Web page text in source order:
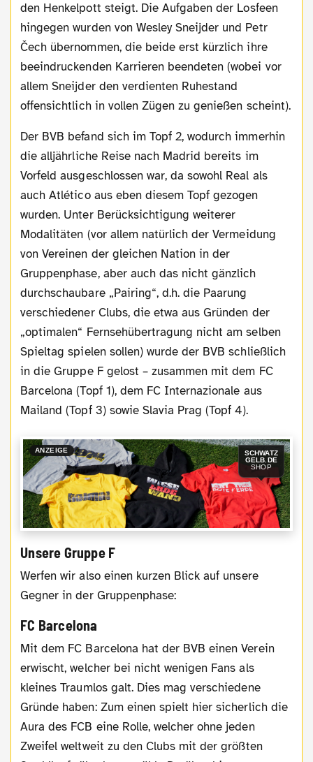
den Henkelpott steigt. Die Aufgaben der Losfeen
hingegen wurden von Wesley Sneijder und Petr
Čech übernommen, die beide erst kürzlich ihre
beeindruckenden Karrieren beendeten (wobei vor
allem Sneijder den verdienten Ruhestand
offensichtlich in vollen Zügen zu genießen scheint).
Der BVB befand sich im Topf 2, wodurch immerhin
die alljährliche Reise nach Madrid bereits im
Vorfeld ausgeschlossen war, da sowohl Real als
auch Atlético aus eben diesem Topf gezogen
wurden. Unter Berücksichtigung weiterer
Modalitäten (vor allem natürlich der Vermeidung
von Vereinen der gleichen Nation in der
Gruppenphase, aber auch das nicht gänzlich
durchschaubare „Pairing“, d.h. die Paarung
verschiedener Clubs, die etwa aus Gründen der
„optimalen“ Fernsehübertragung nicht am selben
Spieltag spielen sollen) wurde der BVB schließlich
in die Gruppe F gelost – zusammen mit dem FC
Barcelona (Topf 1), dem FC Internazionale aus
Mailand (Topf 3) sowie Slavia Prag (Topf 4).
ANZEIGE
SCHWATZ
GELB.DE
SHOP
Unsere Gruppe F
Werfen wir also einen kurzen Blick auf unsere
Gegner in der Gruppenphase:
FC Barcelona
Mit dem FC Barcelona hat der BVB einen Verein
erwischt, welcher bei nicht wenigen Fans als
kleines Traumlos galt. Dies mag verschiedene
Gründe haben: Zum einen spielt hier sicherlich die
Aura des FCB eine Rolle, welcher ohne jeden
Zweifel weltweit zu den Clubs mit der größten